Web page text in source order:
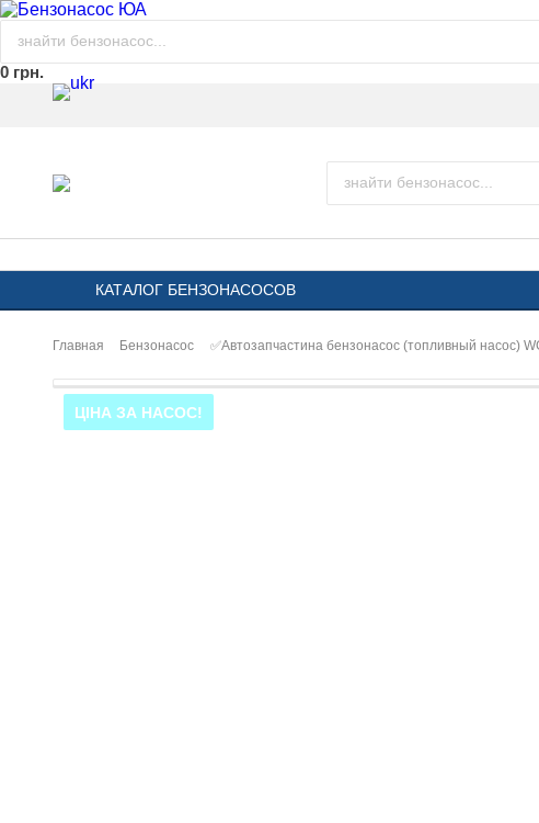
0 грн.
КАТАЛОГ БЕНЗОНАСОСОВ
Главная Бензонасос ✅Автозапчастина бензонасос (топливный насос)
ЦІНА ЗА НАСОС!